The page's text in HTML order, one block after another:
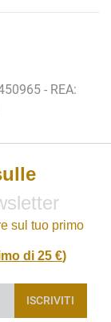
- REA:
sul tuo primo
di 25 €)